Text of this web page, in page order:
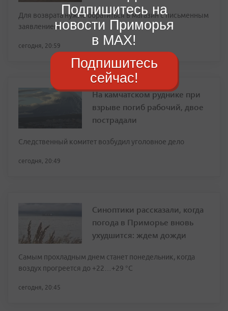
Для возврата нужно обратиться в магазин с письменным
заявлением
сегодня, 20:59
На камчатском руднике при
взрыве погиб рабочий, двое
пострадали
Следственный комитет возбудил уголовное дело
сегодня, 20:49
Синоптики рассказали, когда
погода в Приморье вновь
ухудшится: ждем дожди
Самым прохладным днем станет понедельник, когда
воздух прогреется до +22…+29 °С
сегодня, 20:45
Подпишитесь на
новости Приморья
в MAX!
Подпишитесь
сейчас!